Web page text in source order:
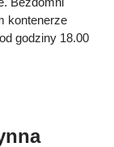
kontenerze
godziny 18.00